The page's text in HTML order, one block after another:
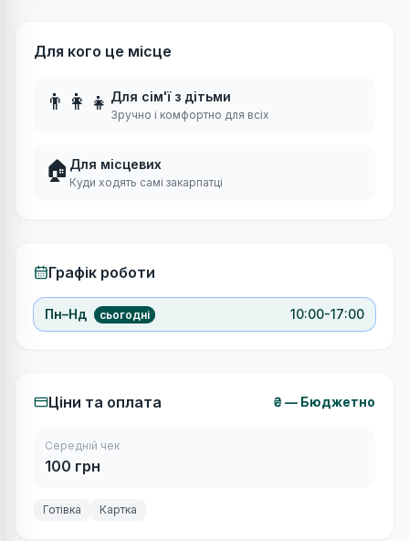
Для кого це місце
👨‍👩‍👧 Для сім'ї з дітьми
Зручно і комфортно для всіх
🏠 Для місцевих
Куди ходять самі закарпатці
Графік роботи
Пн–Нд сьогодні 10:00-17:00
Ціни та оплата ₴— Бюджетно
Середній чек
100 грн
Готівка Картка